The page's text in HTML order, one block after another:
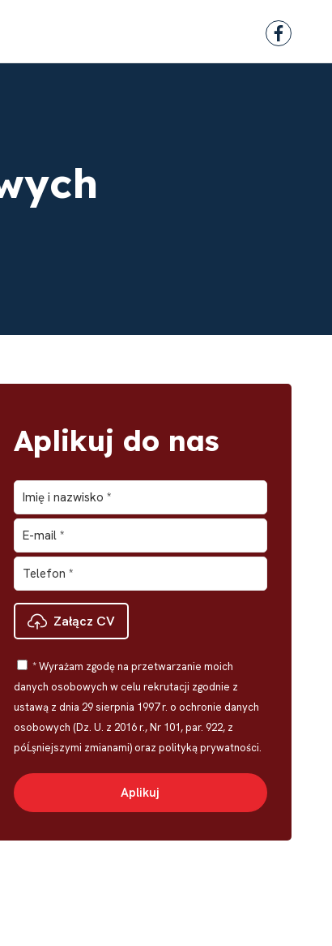
Aplikuj do nas
Załącz CV
* Wyrażam zgodę na przetwarzanie moich
danych osobowych w celu rekrutacji zgodnie z
ustawą z dnia 29 sierpnia 1997 r. o ochronie danych
osobowych (Dz. U. z 2016 r., Nr 101, par. 922, z
póĹşniejszymi zmianami) oraz polityką prywatności.